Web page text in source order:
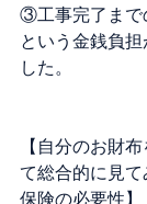
③工事完了まで
という金銭負
した。
【自分のお財
て総合的に見
保険の必要性】